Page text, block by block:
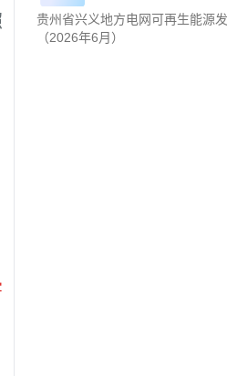
贵州省兴义地方电网可再生能源
（2026年6月）